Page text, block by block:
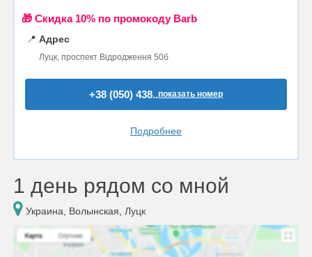
🎁 Cкидка 10% по промокоду Barb
📍 Адрес
Луцк, проспект Відродження 50б
+38 (050) 438..показать номер
Подробнее
1 день рядом со мной
Украина, Волынская, Луцк